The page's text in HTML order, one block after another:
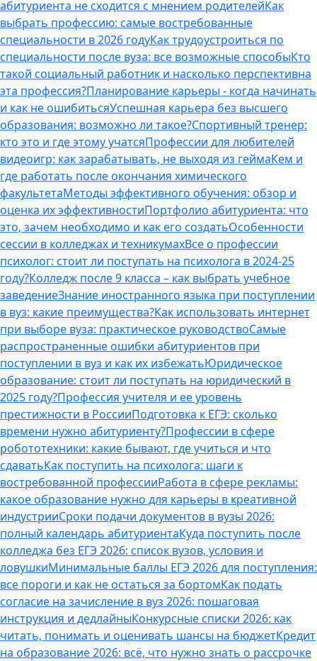
абитуриента не сходится с мнением родителейКак
выбрать профессию: самые востребованные
специальности в 2026 годуКак трудоустроиться по
специальности после вуза: все возможные способыКто
такой социальный работник и насколько перспективна
эта профессия?Планирование карьеры - когда начинать
и как не ошибитьсяУспешная карьера без высшего
образования: возможно ли такое?Спортивный тренер:
кто это и где этому учатсяПрофессии для любителей
видеоигр: как зарабатывать, не выходя из геймаКем и
где работать после окончания химического
факультетаМетоды эффективного обучения: обзор и
оценка их эффективностиПортфолио абитуриента: что
это, зачем необходимо и как его создатьОсобенности
сессии в колледжах и техникумахВсе о профессии
психолог: стоит ли поступать на психолога в 2024-25
году?Колледж после 9 класса – как выбрать учебное
заведениеЗнание иностранного языка при поступлении
в вуз: какие преимущества?Как использовать интернет
при выборе вуза: практическое руководствоСамые
распространенные ошибки абитуриентов при
поступлении в вуз и как их избежатьЮридическое
образование: стоит ли поступать на юридический в
2025 году?Профессия учителя и ее уровень
престижности в РоссииПодготовка к ЕГЭ: сколько
времени нужно абитуриенту?Профессии в сфере
робототехники: какие бывают, где учиться и что
сдаватьКак поступить на психолога: шаги к
востребованной профессииРабота в сфере рекламы:
какое образование нужно для карьеры в креативной
индустрииСроки подачи документов в вузы 2026:
полный календарь абитуриентаКуда поступить после
колледжа без ЕГЭ 2026: список вузов, условия и
ловушкиМинимальные баллы ЕГЭ 2026 для поступления:
все пороги и как не остаться за бортомКак подать
согласие на зачисление в вуз 2026: пошаговая
инструкция и дедлайныКонкурсные списки 2026: как
читать, понимать и оценивать шансы на бюджетКредит
на образование 2026: всё, что нужно знать о рассрочке